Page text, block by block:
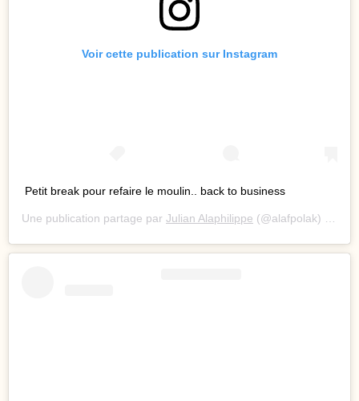
Voir cette publication sur Instagram
Petit break pour refaire le moulin.. back to business
Une publication partage par Julian Alaphilippe (@alafpolak) le